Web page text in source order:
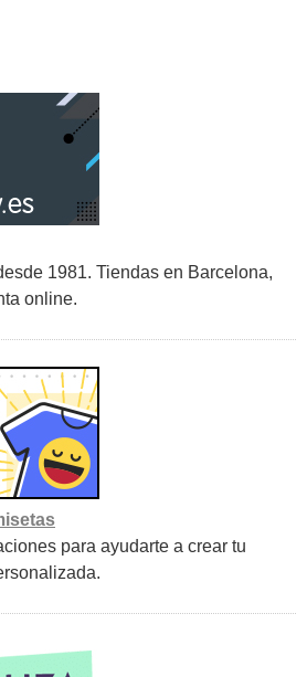
1981. Tiendas en Barcelona,
online.
para ayudarte a crear tu